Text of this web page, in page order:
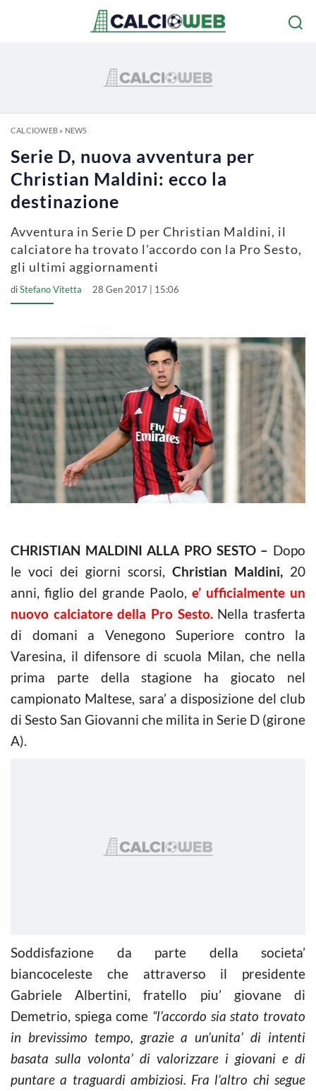
CALCIOWEB» NEWS
Serie D, nuova avventura per
Christian Maldini: ecco la
destinazione
Avventura in Serie D per Christian Maldini, il
calciatore ha trovato l'accordo con la Pro Sesto,
gli ultimi aggiornamenti
diStefano Vitetta 28 Gen 2017 | 15:06
CHRISTIAN MALDINI ALLA PRO SESTO – Dopo
le voci dei giorni scorsi, Christian Maldini, 20
anni, figlio del grande Paolo, e’ ufficialmente un
nuovo calciatore della Pro Sesto.Nella trasferta
di domani a Venegono Superiore contro la
Varesina, il difensore di scuola Milan, che nella
prima parte della stagione ha giocato nel
campionato Maltese, sara’ a disposizione del club
di Sesto San Giovanni che milita in Serie D (girone
A).
Soddisfazione da parte della societa’
biancoceleste che attraverso il presidente
Gabriele Albertini, fratello piu’ giovane di
Demetrio, spiega come “l’accordo sia stato trovato
in brevissimo tempo, grazie a un’unita’ di intenti
basata sulla volonta’ di valorizzare i giovani e di
puntare a traguardi ambiziosi. Fra l’altro chi segue